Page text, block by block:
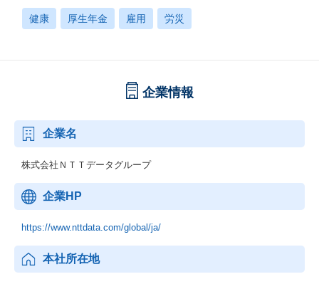
健康 厚生年金 雇用 労災
企業情報
企業名
株式会社ＮＴＴデータグループ
企業HP
https://www.nttdata.com/global/ja/
本社所在地